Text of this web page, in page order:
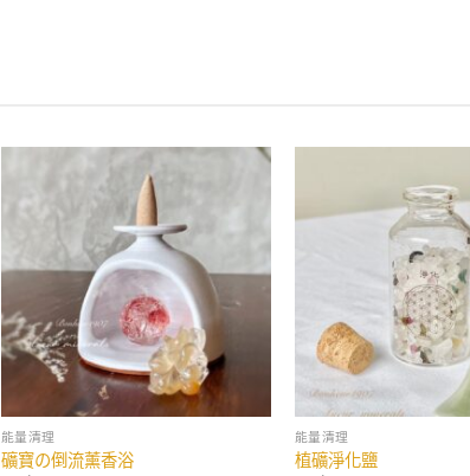
能量清理
礦寶の倒流薰香浴
能量清理
植礦淨化鹽